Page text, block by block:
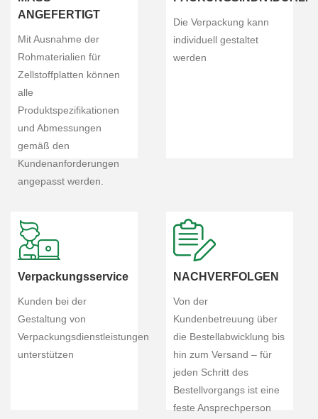
ANGEFERTIGT
Mit Ausnahme der
Rohmaterialien für
Zellstoffplatten können
alle
Produktspezifikationen
und Abmessungen
gemäß den
Kundenanforderungen
angepasst werden.
Die Verpackung kann
individuell gestaltet
werden
Verpackungsservice
Kunden bei der
Gestaltung von
Verpackungsdienstleistungen
unterstützen
NACHVERFOLGEN
Von der
Kundenbetreuung über
die Bestellabwicklung bis
hin zum Versand – für
jeden Schritt des
Bestellvorgangs ist eine
feste Ansprechperson